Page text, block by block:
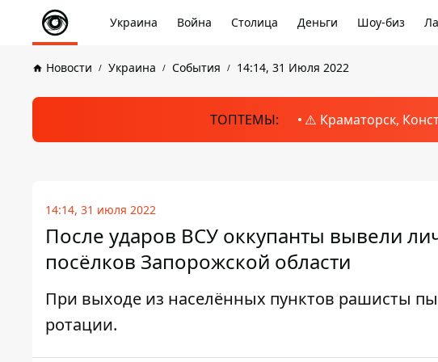
Украина Война Столица Деньги Шоу-биз
Новости Украина События 14:14, 31 Июля 2022
ТОПТЕМЫ: ⚠️ Краматорск,
14:14, 31 июля 2022
После ударов ВСУ оккупанты вывели
посёлков Запорожской области
При выходе из населённых пунктов рашисты
ротации.